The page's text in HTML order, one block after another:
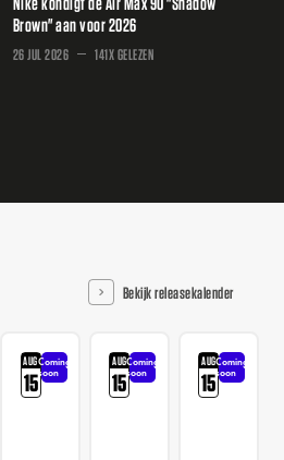
Brown" aan voor 2026
26 JUL 2026 141X GELEZEN
Bekijk releasekalender
AUG
15
Coming
soon
AUG
15
Coming
soon
AUG
15
Coming
soon